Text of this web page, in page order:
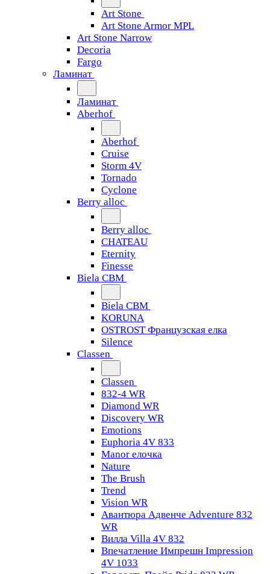
Art Stone
Art Stone Armor MPL
Art Stone Narrow
Decoria
Fargo
Ламинат
Ламинат
Aberhof
Aberhof
Cruise
Storm 4V
Tornado
Сyclone
Berry alloc
Berry alloc
CHATEAU
Eternity
Finesse
Biela CBM
Biela CBM
KORUNA
OSTROST Французская елка
Silence
Classen
Classen
832-4 WR
Diamond WR
Discovery WR
Emotions
Euphoria 4V 833
Manor елочка
Nature
The Brush
Trend
Vision WR
Авантюра Адвенче Adventure 832
WR
Вилла Villa 4V 832
Впечатление Импрешн Impression
4V 1033